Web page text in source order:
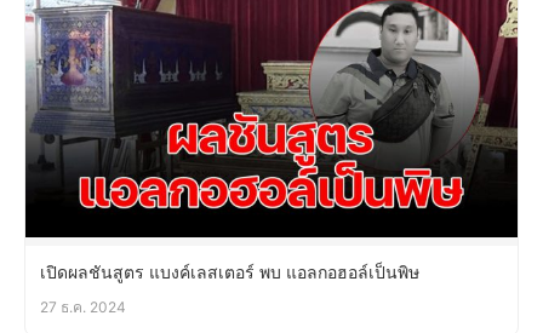
เปิดผลชันสูตร แบงค์เลสเตอร์ พบ แอลกอฮอล์เป็นพิษ
27 ธ.ค. 2024